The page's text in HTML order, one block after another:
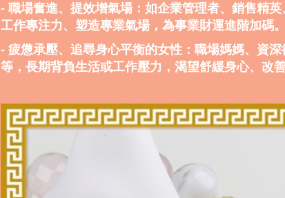
- 職場奮進、提效增氣場：如企業管理者、銷售精
工作專注力、塑造專業氣場，為事業財運進階加碼。
- 疲憊承壓、追尋身心平衡的女性：職場媽媽、資
等，長期背負生活或工作壓力，渴望舒緩身心、改